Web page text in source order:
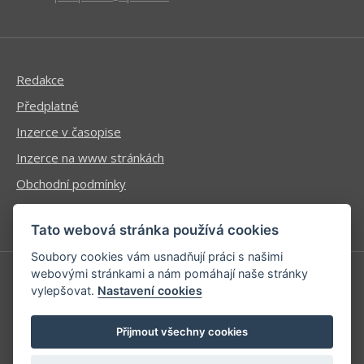
Redakce
Předplatné
Inzerce v časopise
Inzerce na www stránkách
Obchodní podmínky
Ochrana osobních údajů
Příhlášení | Registrace
Kontaktní informace
Mapa stránek
Tato webová stránka používá cookies
Soubory cookies vám usnadňují práci s našimi
webovými stránkami a nám pomáhají naše stránky
vylepšovat. Nastavení cookies
Přijmout všechny cookies